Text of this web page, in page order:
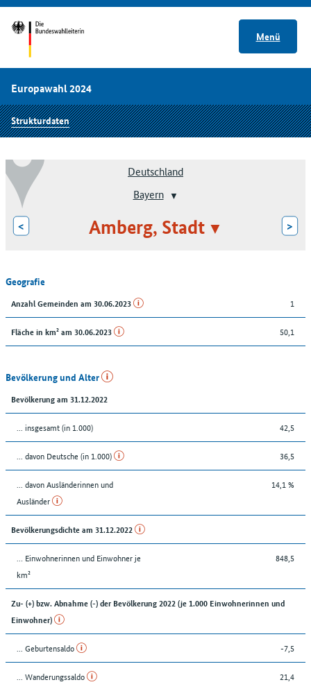
Menü
Europawahl 2024
Strukturdaten
Deutschland
Bayern
< Amberg, Stadt >
Geografie
Anzahl Gemeinden am 30.06.2023 1
Fläche in km² am 30.06.2023 50,1
Bevölkerung und Alter
Bevölkerung am 31.12.2022
... insgesamt (in 1.000) 42,5
... davon Deutsche (in 1.000) 36,5
... davon Ausländerinnen und
Ausländer
14,1 %
Bevölkerungsdichte am 31.12.2022
… Einwohnerinnen und Einwohner je
km²
848,5
Zu- (+) bzw. Abnahme (-) der Bevölkerung 2022 (je 1.000 Einwohnerinnen und
Einwohner)
... Geburtensaldo -7,5
... Wanderungssaldo 21,4